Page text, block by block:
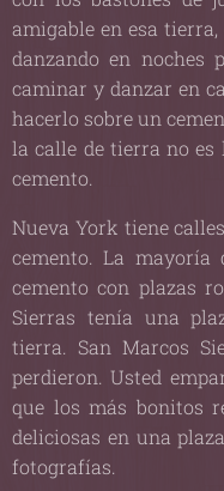
amigable en esa
danzando en noches
caminar y danzar en
hacerlo sobre un
la calle de tierra no es
cemento.
Nueva York tiene
cemento. La mayoría
cemento con plazas
Sierras tenía una
tierra. San Marcos
perdieron. Usted
que los más bonitos
deliciosas en una
fotografías.